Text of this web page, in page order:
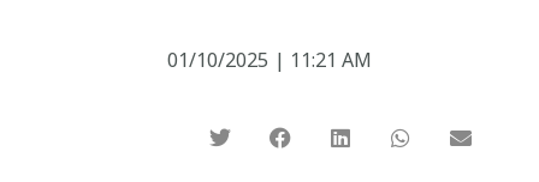
01/10/2025 | 11:21 AM